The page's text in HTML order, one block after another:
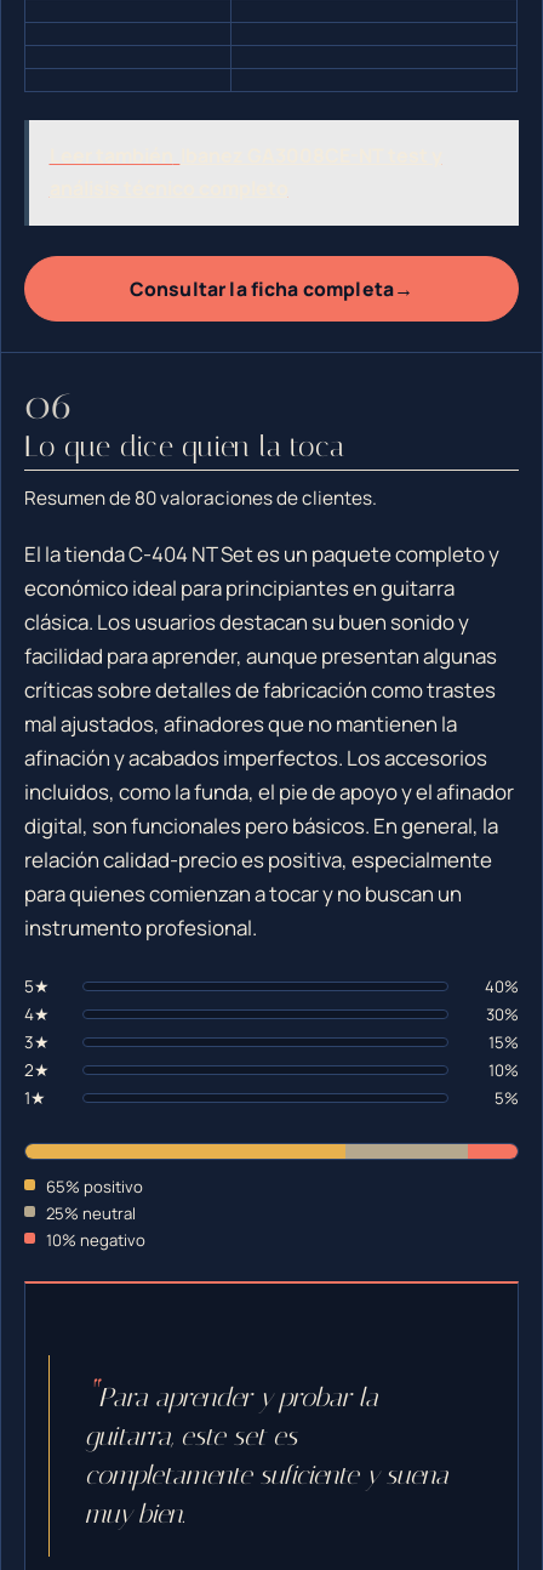
Consultar la ficha completa→
Lo que dice quien la toca
Resumen de 80 valoraciones de clientes.
El la tienda C-404 NT Set es un paquete completo y
económico ideal para principiantes en guitarra
clásica. Los usuarios destacan su buen sonido y
facilidad para aprender, aunque presentan algunas
críticas sobre detalles de fabricación como trastes
mal ajustados, afinadores que no mantienen la
afinación y acabados imperfectos. Los accesorios
incluidos, como la funda, el pie de apoyo y el afinador
digital, son funcionales pero básicos. En general, la
relación calidad-precio es positiva, especialmente
para quienes comienzan a tocar y no buscan un
instrumento profesional.
5★
40%
4★
30%
3★
15%
2★
10%
1★
5%
65% positivo
25% neutral
10% negativo
Para aprender y probar la
guitarra, este set es
completamente suficiente y suena
muy bien.